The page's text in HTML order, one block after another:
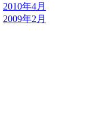
2010年4月
2009年2月